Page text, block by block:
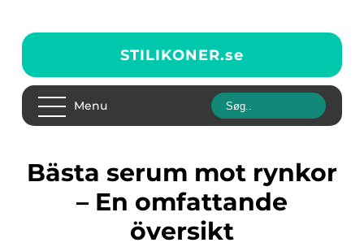
STILIKONER.se
Menu
Bästa serum mot rynkor
– En omfattande
översikt